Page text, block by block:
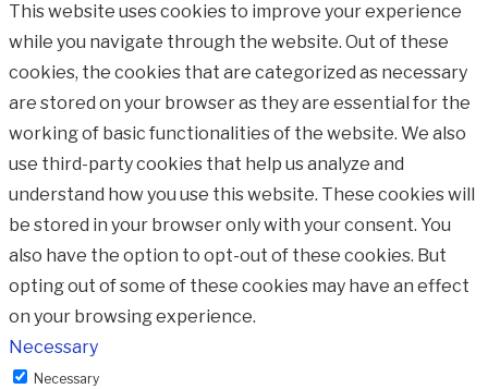
This website uses cookies to improve your experience
while you navigate through the website. Out of these
cookies, the cookies that are categorized as necessary
are stored on your browser as they are essential for the
working of basic functionalities of the website. We also
use third-party cookies that help us analyze and
understand how you use this website. These cookies will
be stored in your browser only with your consent. You
also have the option to opt-out of these cookies. But
opting out of some of these cookies may have an effect
on your browsing experience.
Necessary
Necessary